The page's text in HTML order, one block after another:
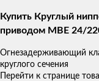
Купить Круглый
приводом MBE 24/
Огнезадерживающий
круглого сечения
Перейти к странице